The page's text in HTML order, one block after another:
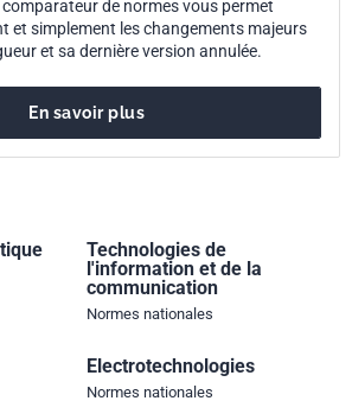
comparateur de normes vous permet
et simplement les changements majeurs
et sa dernière version annulée.
En savoir plus
Technologies de
l'information et de la
communication
Normes nationales
Electrotechnologies
Normes nationales